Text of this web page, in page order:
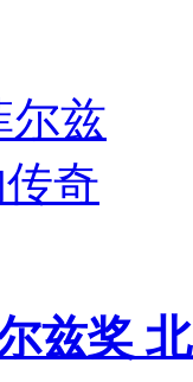
兹奖